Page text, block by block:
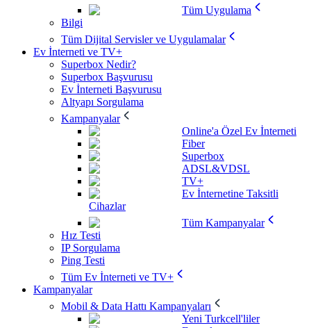
Tüm Uygulama
Bilgi
Tüm Dijital Servisler ve Uygulamalar
Ev İnterneti ve TV+
Superbox Nedir?
Superbox Başvurusu
Ev İnterneti Başvurusu
Altyapı Sorgulama
Kampanyalar
Online'a Özel Ev İnterneti
Fiber
Superbox
ADSL&VDSL
TV+
Ev İnternetine Taksitli
Cihazlar
Tüm Kampanyalar
Hız Testi
IP Sorgulama
Ping Testi
Tüm Ev İnterneti ve TV+
Kampanyalar
Mobil & Data Hattı Kampanyaları
Yeni Turkcell'liler